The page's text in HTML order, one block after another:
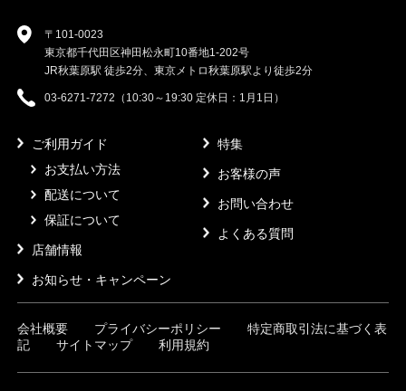
〒101-0023
東京都千代田区神田松永町10番地1-202号
JR秋葉原駅 徒歩2分、東京メトロ秋葉原駅より徒歩2分
03-6271-7272（10:30～19:30 定休日：1月1日）
ご利用ガイド
お支払い方法
配送について
保証について
店舗情報
お知らせ・キャンペーン
特集
お客様の声
お問い合わせ
よくある質問
会社概要 プライバシーポリシー
特定商取引法に基づく表
記
サイトマップ 利用規約